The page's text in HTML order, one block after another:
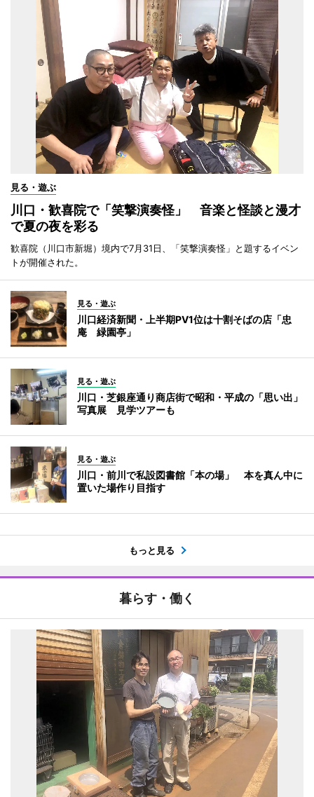
見る・遊ぶ
川口・歓喜院で「笑撃演奏怪」 音楽と怪談と漫才
で夏の夜を彩る
歓喜院（川口市新堀）境内で7月31日、「笑撃演奏怪」と題するイベン
トが開催された。
見る・遊ぶ
川口経済新聞・上半期PV1位は十割そばの店「忠
庵 緑園亭」
見る・遊ぶ
川口・芝銀座通り商店街で昭和・平成の「思い出」
写真展 見学ツアーも
見る・遊ぶ
川口・前川で私設図書館「本の場」 本を真ん中に
置いた場作り目指す
もっと見る
暮らす・働く